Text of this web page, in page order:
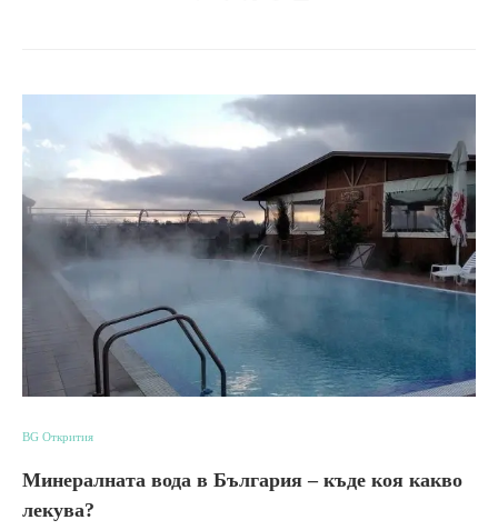
BG Открития
Минералната вода в България – къде коя какво
лекува?